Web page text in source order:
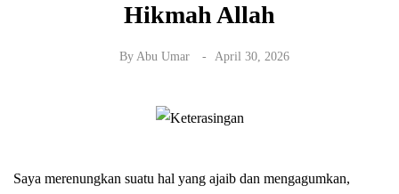
Hikmah Allah
By Abu Umar April 30, 2026
Saya merenungkan suatu hal yang ajaib dan mengagumkan,